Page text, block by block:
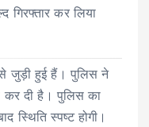
गिरफ्तार कर लिया
से जुड़ी हुई हैं। पुलिस ने
कर दी है। पुलिस का
स्थिति स्पष्ट होगी।